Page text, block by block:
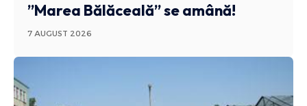
”Marea Bălăceală” se amână!
7 AUGUST 2026